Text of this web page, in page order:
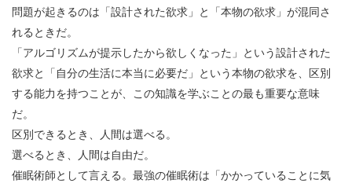
問題が起きるのは「設計された欲求」と「本物の欲求」が混同さ
れるときだ。
「アルゴリズムが提示したから欲しくなった」という設計された
欲求と「自分の生活に本当に必要だ」という本物の欲求を、区別
する能力を持つことが、この知識を学ぶことの最も重要な意味
だ。
区別できるとき、人間は選べる。
選べるとき、人間は自由だ。
催眠術師として言える。最強の催眠術は「かかっていることに気